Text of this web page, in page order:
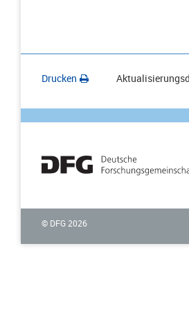
Drucken
© DFG 2026